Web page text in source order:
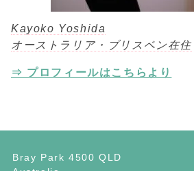
Kayoko Yoshida
オーストラリア・ブリスベン在住
⇒ プロフィールはこちらより
Bray Park 4500 QLD